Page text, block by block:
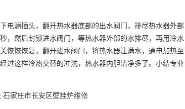
电源插头，翻开热水器底部的出水阀门，排尽热水器外部
，然后封锁进水阀门，等热水器外部的水排尽，再用冷水
恢恢恢复，翻开进水阀门，将热水器注满水，通电加热至
过这样冷热交替的冲洗，热水器内胆洁净多了。小结专业
石家庄市长安区壁挂炉维修